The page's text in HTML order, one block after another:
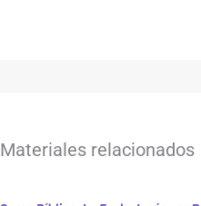
Materiales relacionados